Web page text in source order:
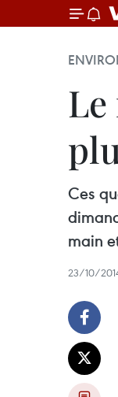
Ces
main
23/10/